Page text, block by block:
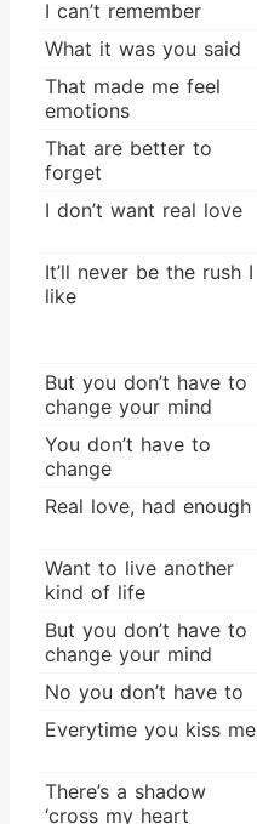
I can’t remember
What it was you said
That made me feel
emotions
That are better to
forget
I don’t want real love
It’ll never be the rush I
like
But you don’t have to
change your mind
You don’t have to
change
Real love, had enough
Want to live another
kind of life
But you don’t have to
change your mind
No you don’t have to
Everytime you kiss me
There’s a shadow
‘cross my heart